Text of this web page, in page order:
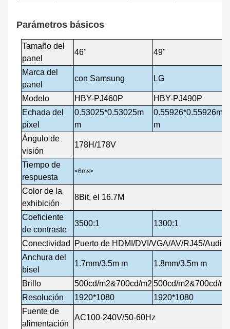
Parámetros básicos
Tamaño del
panel
46" 49"
Marca del
panel
con Samsung LG
Modelo HBY-PJ460P
HBY-PJ490P
Echada del
pixel
0.53025*0.53025m
m
0.55926*0.55926m
m
Ángulo de
visión
178H/178V
Tiempo de
respuesta
<6ms>
Color de la
exhibición
8Bit, el 16.7M
Coeficiente
de contraste
3500:1 1300:1
Conectividad
Puerto de HDMI/DVI/VGA/AV/RJ45/
Anchura del
bisel
1.7mm/3.5m m 1.8mm/3.5m m
Brillo 500cd/m2&700cd/m2 500cd/m2&700cd/
Resolución
1920*1080
1920*1080
Fuente de
alimentación
AC100-240V/50-60Hz